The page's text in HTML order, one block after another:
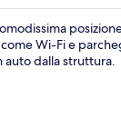
Wi-Fi e
auto dalla struttura.